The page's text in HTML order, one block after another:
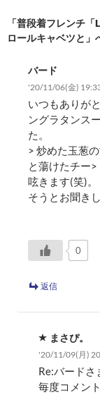
ョ
「普段着フレンチ
ロールキャベツと」
バード
'20/11/06(金)
いつもありが
ングラタンス
た。
> 炒めた玉葱
と蕩けたチー
呟きます(笑)。
そうとお聞き
0
返信
まさぴ。
'20/11/09(月)
Re:バードさ
毎度コメン